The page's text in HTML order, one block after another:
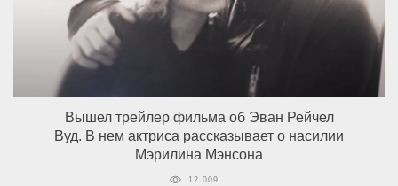
Вышел трейлер фильма об Эван Рейчел
Вуд. В нем актриса рассказывает о насилии
Мэрилина Мэнсона
12 009